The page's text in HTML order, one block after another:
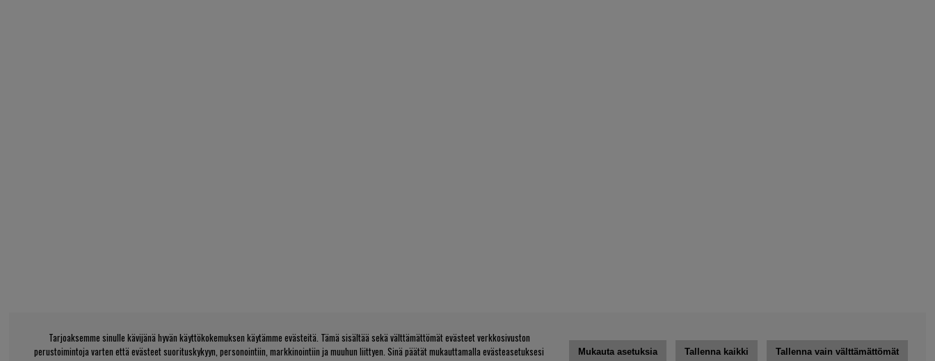
Tarjoaksemme sinulle kävijänä hyvän käyttökokemuksen käytämme evästeitä. Tämä sisältää sekä välttämättömät evästeet verkkosivuston
perustoimintoja varten että evästeet suorituskykyyn, personointiin, markkinointiin ja muuhun liittyen. Sinä päätät mukauttamalla evästeasetuksesi
Mukauta asetuksia Tallenna kaikki Tallenna vain välttämättömät